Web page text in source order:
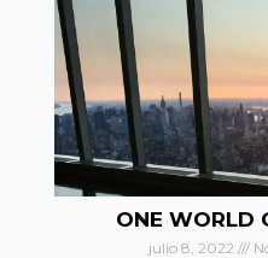
ONE WORLD
julio 8, 2022